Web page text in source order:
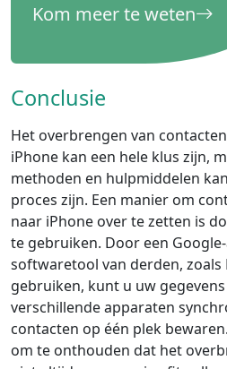
Kom meer te weten
Conclusie
Het overbrengen van
iPhone kan een hele klus zijn,
methoden en hulpmiddelen
proces zijn. Een manier om
naar iPhone over te zetten is
te gebruiken. Door een
softwaretool van derden, zoals
gebruiken, kunt u uw
verschillende apparaten
contacten op één plek
om te onthouden dat het